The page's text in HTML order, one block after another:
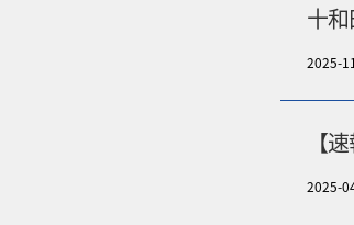
十
2025-
【
2025-